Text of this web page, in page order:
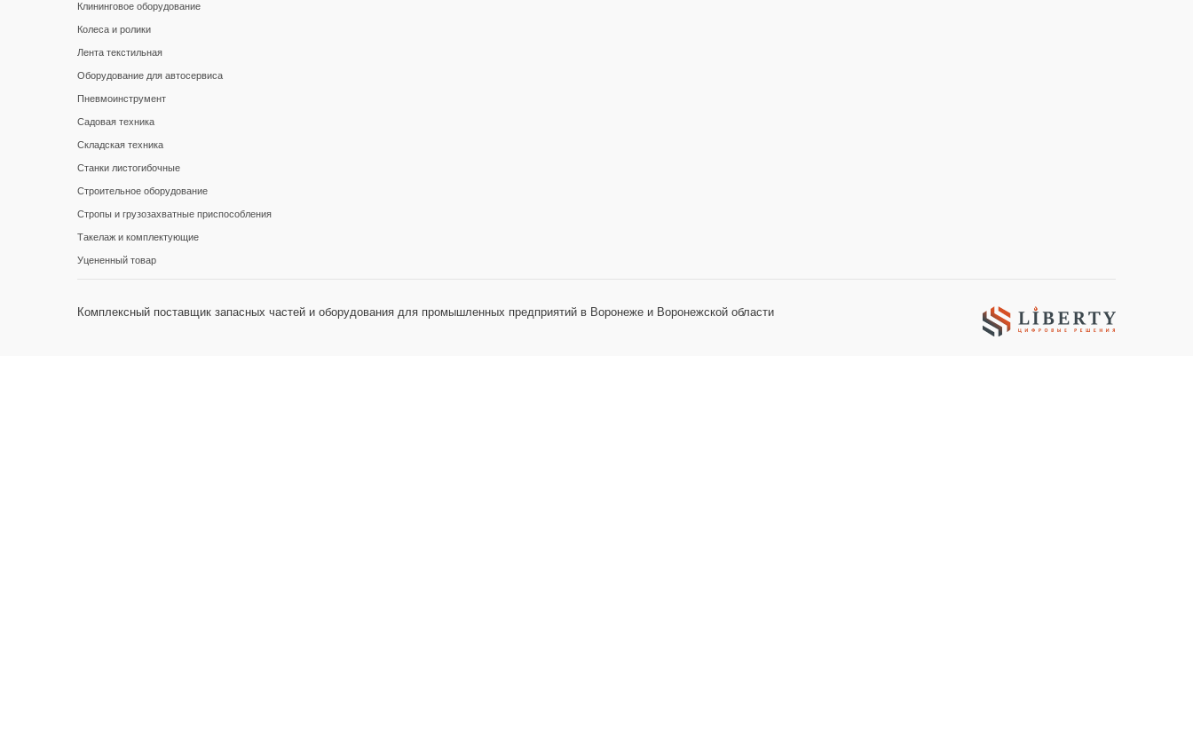
Клининговое оборудование
Колеса и ролики
Лента текстильная
Оборудование для автосервиса
Пневмоинструмент
Садовая техника
Складская техника
Станки листогибочные
Строительное оборудование
Стропы и грузозахватные приспособления
Такелаж и комплектующие
Уцененный товар
Комплексный поставщик запасных частей и оборудования для промышленных предприятий в Воронеже и Воронежской области